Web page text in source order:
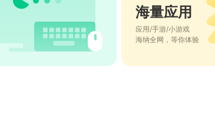
海量应用
应用/手游/小游戏
海纳全网，等你体验